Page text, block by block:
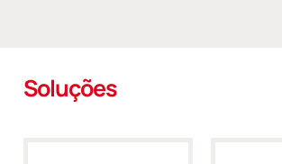
Soluções